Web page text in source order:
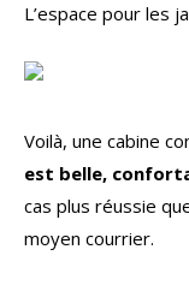
L’espace pour les
Voilà, une cabine
est belle,
cas plus réussie
moyen courrier.